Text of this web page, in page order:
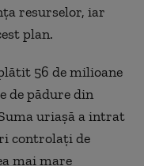
resurselor, iar
plan.
56 de milioane
de pădure din
uriaşă a intrat
controlaţi de
mai mare